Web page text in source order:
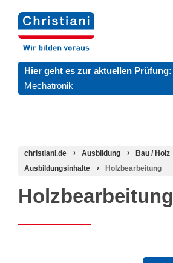
Hier geht es zur aktuellen Prüfung:
Mechatronik
christiani.de Ausbildung
Bau / Holz
Ausbildungsinhalte
Holzbearbeitung
Holzbearbeitung